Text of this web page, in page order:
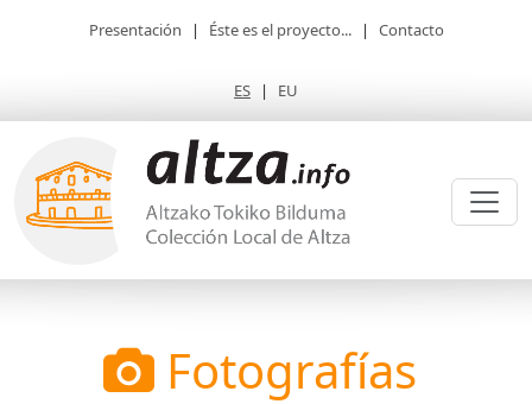
Presentación | Éste es el proyecto... | Contacto
ES | EU
Fotografías